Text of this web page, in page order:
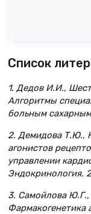
Список
1. Дедов И.И.,
Алгоритмы
больным
2. Демидова Т.Ю.,
агонистов
управлении
Эндокринология.
3. Самойлова
Фармакогенетика